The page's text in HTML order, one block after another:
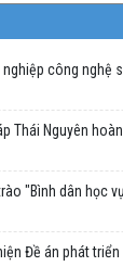
công nghệ
Thái Nguyên
"Bình dân học
Đề án phát